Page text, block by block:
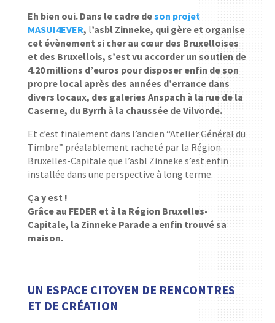
Eh bien oui. Dans le cadre deson projet
MASUI4EVER, l’asbl Zinneke, qui gère et organise
cet évènement si cher au cœur des Bruxelloises
et des Bruxellois, s’est vu accorder un soutien de
4.20 millions d’euros pour disposer enfin de son
propre local après des années d’errance dans
divers locaux, des galeries Anspach à la rue de la
Caserne, du Byrrh à la chaussée de Vilvorde.
Et c’est finalement dans l’ancien “Atelier Général du
Timbre” préalablement racheté par la Région
Bruxelles-Capitale que l’asbl Zinneke s’est enfin
installée dans une perspective à long terme.
Ça y est !
Grâce au FEDER et à la Région Bruxelles-
Capitale, la Zinneke Parade a enfin trouvé sa
maison.
UN ESPACE CITOYEN DE RENCONTRES
ET DE CRÉATION